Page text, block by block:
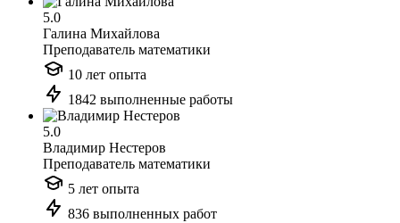
5.0
Галина Михайлова
Преподаватель математики
10 лет опыта
1842 выполненные работы
5.0
Владимир Нестеров
Преподаватель математики
5 лет опыта
836 выполненных работ